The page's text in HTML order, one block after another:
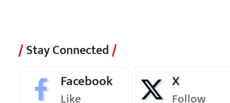
Stay Connected
Facebook
Like
X
Follow